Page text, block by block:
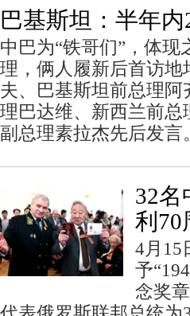
巴基斯坦：半年
中巴为“铁哥们”，体
理，俩人履新后首访
夫、巴基斯坦前总理
理巴达维、新西兰前
副总理素拉杰先后发言
32名
利70
4月15
予
念奖